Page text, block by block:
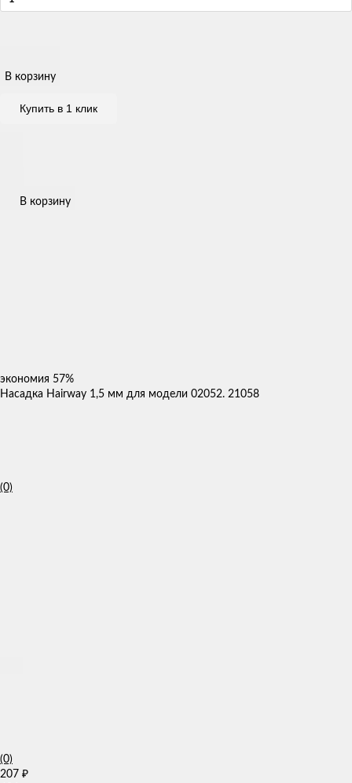
В корзину
Купить в 1 клик
В корзину
экономия 57%
Насадка Hairway 1,5 мм для модели 02052. 21058
(0)
(0)
207 ₽